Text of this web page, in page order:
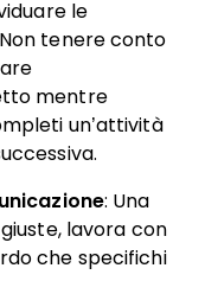
le
tenere conto
mentre
un’attività
: Una
lavora con
che specifichi